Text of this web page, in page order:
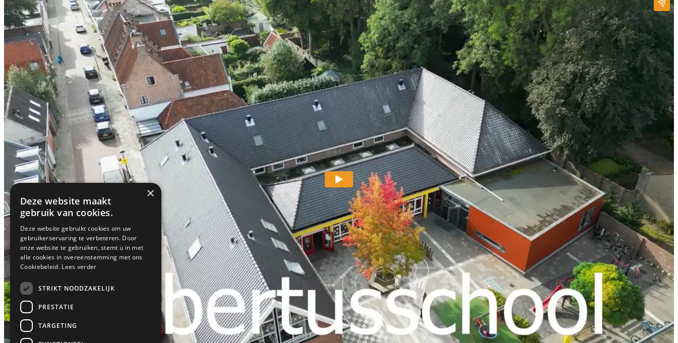
×
Deze website maakt
gebruik van cookies.
Deze website gebruikt cookies om uw
gebruikerservaring te verbeteren. Door
onze website te gebruiken, stemt u in met
alle cookies in overeenstemming met ons
Cookiebeleid. Lees verder
STRIKT NOODZAKELIJK
PRESTATIE
TARGETING